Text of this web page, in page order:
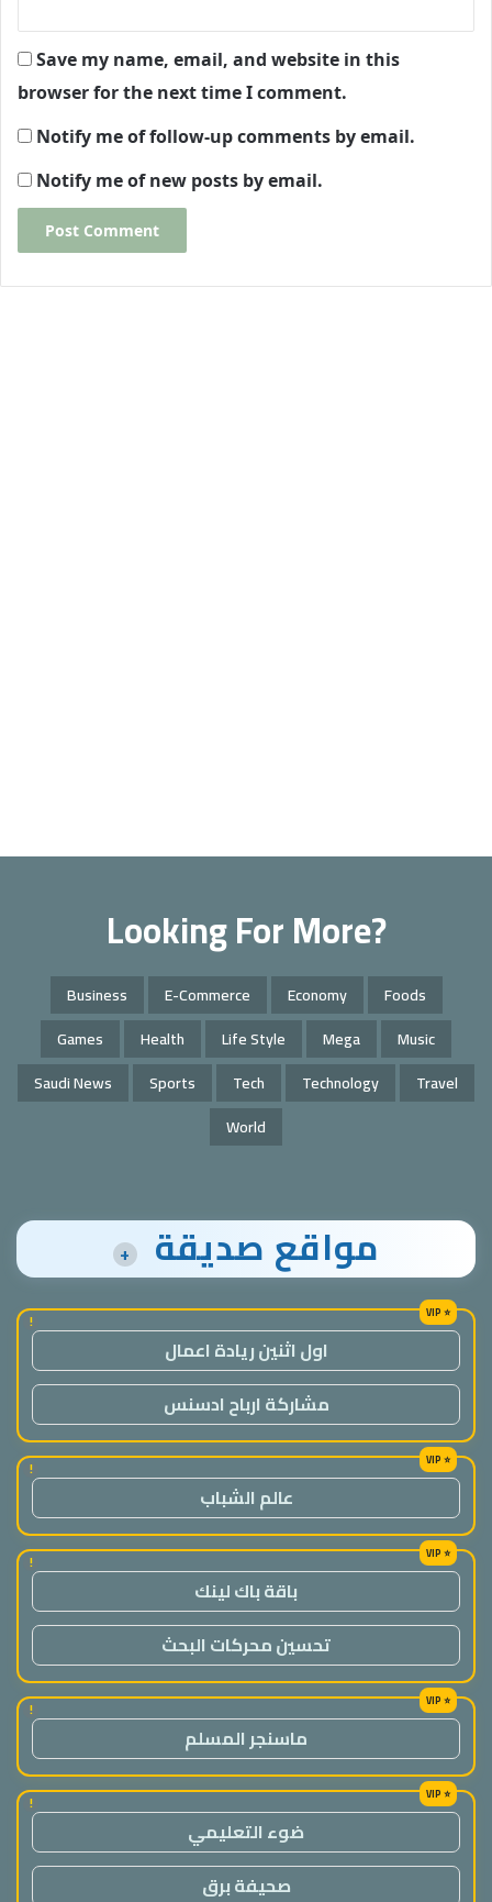
Save my name, email, and website in this
browser for the next time I comment.
Notify me of follow-up comments by email.
Notify me of new posts by email.
Looking For More?
Business E-Commerce Economy
Foods
Games
Health Life Style Mega
Music
Saudi News
Sports Tech Technology
Travel
World
مواقع صديقة +
!
اول اثنين ريادة اعمال
مشاركة ارباح ادسنس
!
عالم الشباب
!
باقة باك لينك
تحسين محركات البحث
!
ماسنجر المسلم
!
ضوء التعليمي
صحيفة برق